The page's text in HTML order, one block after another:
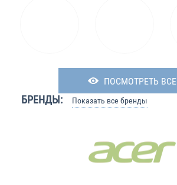
ПОСМОТРЕТЬ ВСЕ
БРЕНДЫ: Показать все бренды